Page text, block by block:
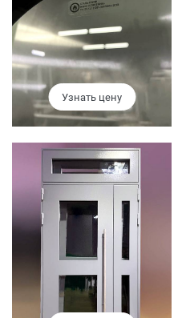
Узнать цену